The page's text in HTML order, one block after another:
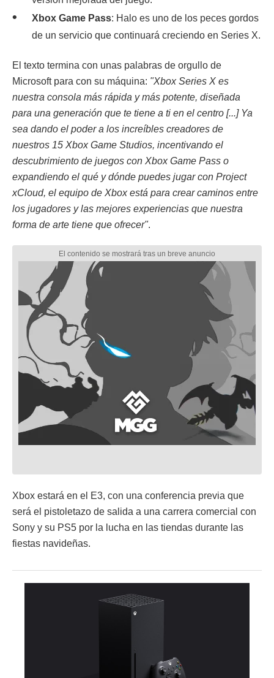
Xbox Game Pass: Halo es uno de los peces gordos
de un servicio que continuará creciendo en Series X.
El texto termina con unas palabras de orgullo de
Microsoft para con su máquina: "Xbox Series X es
nuestra consola más rápida y más potente, diseñada
para una generación que te tiene a ti en el centro [...] Ya
sea dando el poder a los increíbles creadores de
nuestros 15 Xbox Game Studios, incentivando el
descubrimiento de juegos con Xbox Game Pass o
expandiendo el qué y dónde puedes jugar con Project
xCloud, el equipo de Xbox está para crear caminos entre
los jugadores y las mejores experiencias que nuestra
forma de arte tiene que ofrecer".
Xbox estará en el E3, con una conferencia previa que
será el pistoletazo de salida a una carrera comercial con
Sony y su PS5 por la lucha en las tiendas durante las
fiestas navideñas.